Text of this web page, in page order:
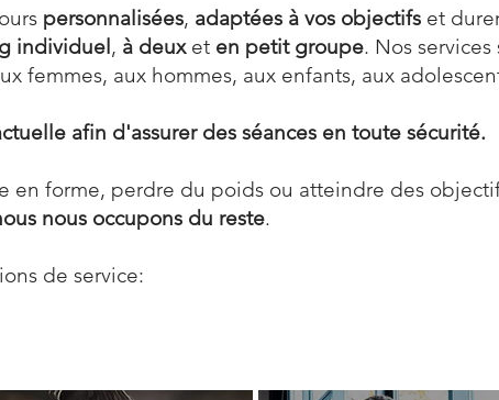
personnalisées, adaptées à vos objectifs et
individuel, à deux et en petit groupe. Nos
femmes, aux hommes, aux enfants, aux
afin d'assurer des séances en toute sécurité.
en forme, perdre du poids ou atteindre des
nous occupons du reste.
de service: